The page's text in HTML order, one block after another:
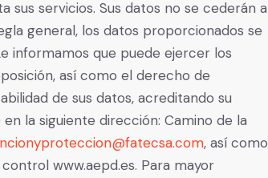
sus servicios. Sus datos no se cederán a
general, los datos proporcionados se
informamos que puede ejercer los
así como el derecho de
de sus datos, acreditando su
la siguiente dirección: Camino de la
, así como
www.aepd.es. Para mayor